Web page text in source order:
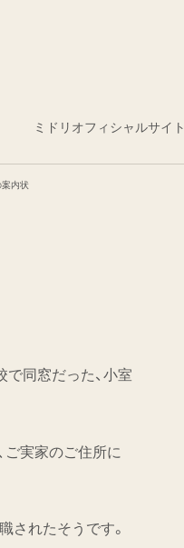
ミドリオフィシャルサイト
案内状
で同窓だった、小室
ご実家のご住所に
されたそうです。